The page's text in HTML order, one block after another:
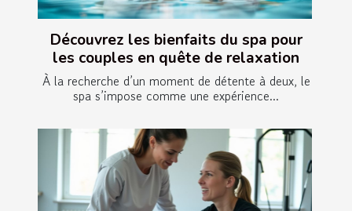
Découvrez les bienfaits du spa pour
les couples en quête de relaxation
À la recherche d’un moment de détente à deux, le
spa s’impose comme une expérience...